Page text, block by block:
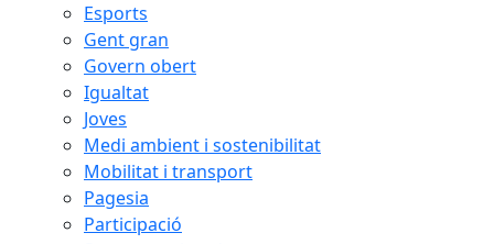
Esports
Gent gran
Govern obert
Igualtat
Joves
Medi ambient i sostenibilitat
Mobilitat i transport
Pagesia
Participació